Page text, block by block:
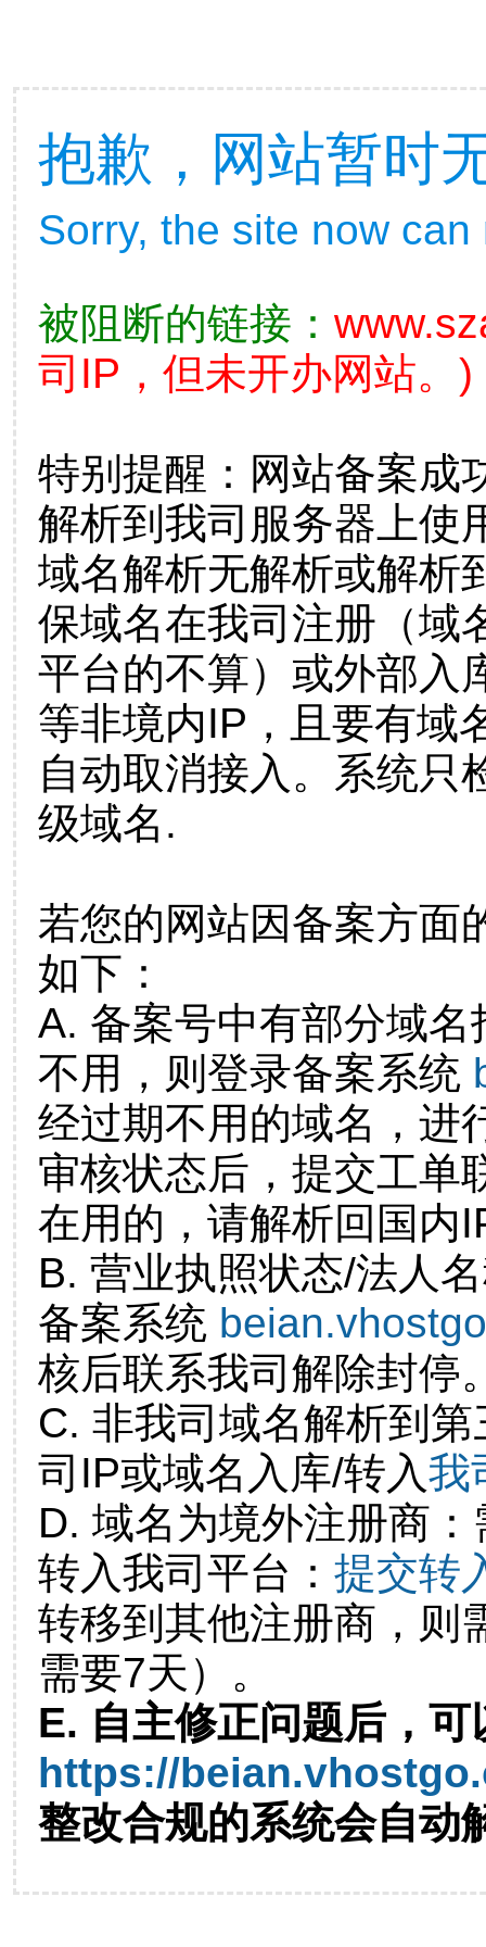
抱歉，网站暂时
Sorry, the site now
被阻断的链接：
司IP，但未开办网站。)
特别提醒：网站备案成
解析到我司服务器上使
域名解析无解析或解析
保域名在我司注册（域
平台的不算）或外部入
等非境内IP，且要有域
自动取消接入。系统只
级域名.
若您的网站因备案方面
如下：
A. 备案号中有部分域
不用，则登录备案系统
经过期不用的域名，进
审核状态后，提交工单
在用的，请解析回国内
B. 营业执照状态/法人
备案系统
核后联系我司解除封停
C. 非我司域名解析到
司IP或域名入库/转入我
D. 域名为境外注册商
转入我司平台： 提交转
转移到其他注册商，则
需要7天）。
E. 自主修正问题后，可
https://
整改合规的系统会自动